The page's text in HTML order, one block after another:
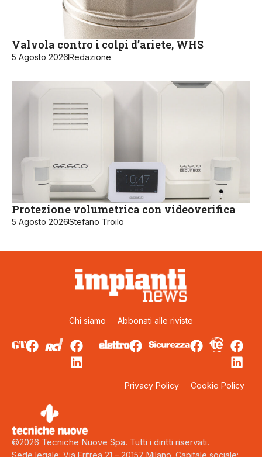
Valvola contro i colpi d’ariete, WHS
5 Agosto 2026Redazione
Protezione volumetrica con videoverifica
5 Agosto 2026Stefano Troilo
Chi siamo Abbonati alle riviste
Privacy Policy Cookie Policy
©2026 Tecniche Nuove Spa. Tutti i diritti riservati.
Sede legale: Via Eritrea 21 – 20157 Milano. Capitale sociale: